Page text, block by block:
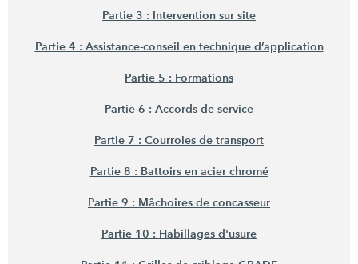
Partie 3 : Intervention sur site
Partie 4 : Assistance-conseil en technique d’application
Partie 5 : Formations
Partie 6 : Accords de service
Partie 7 : Courroies de transport
Partie 8 : Battoirs en acier chromé
Partie 9 : Mâchoires de concasseur
Partie 10 : Habillages d'usure